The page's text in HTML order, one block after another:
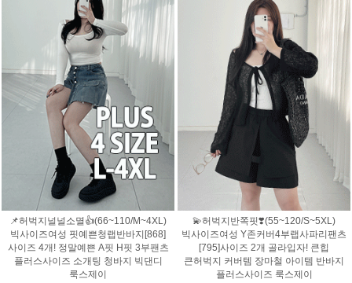
📌허벅지널널소멸👍(66~110/M~4XL)
빅사이즈여성 핏예쁜청랩반바지[868]
사이즈 4개! 정말예쁜 A핏 H핏 3부팬츠
플러스사이즈 소개팅 청바지 빅댄디
룩스제이
💫허벅지반쪽핏❣️(55~120/S~5XL)
빅사이즈여성 Y존커버4부랩사파리팬츠
[795]사이즈 2개 골라입자! 큰힙
큰허벅지 커버템 장마철 아이템 반바지
플러스사이즈 룩스제이